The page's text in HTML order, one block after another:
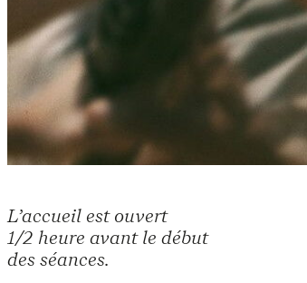
L’accueil est ouvert
1/2 heure avant le début
des séances.